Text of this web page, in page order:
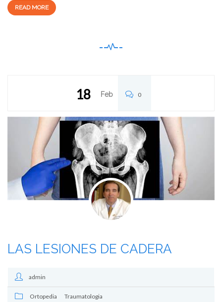
READ MORE
18 Feb 0
LAS LESIONES DE CADERA
admin
Ortopedia Traumatologia